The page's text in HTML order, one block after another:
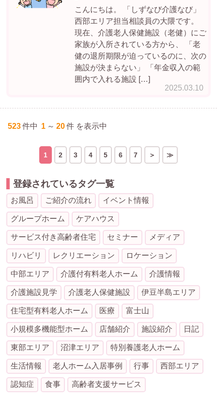
2025.03.10
こんにちは。 「しずなび介護なび」
西部エリア担当相談員の大隈です。
現在、介護老人保健施設（老健）にご
家族が入所されている方から、 「老
健の退所期限が迫っているのに、次の
施設が決まらない」 「年金収入の範
囲内で入れる施設 […]
523 件中 1 ～ 20 件 を表示中
1 2 3 4 5 6 7
登録されているタグ一覧
お風呂 ご紹介の流れ イベント情報
グループホーム ケアハウス
サービス付き高齢者住宅 セミナー メディア
リハビリ レクリエーション ロケーション
中部エリア 介護付有料老人ホーム 介護情報
介護施設見学 介護老人保健施設 伊豆半島エリア
住宅型有料老人ホーム 医療 富士山
小規模多機能型ホーム 店舗紹介 施設紹介 日記
東部エリア 沼津エリア 特別養護老人ホーム
生活情報 老人ホーム入居事例 行事 西部エリア
認知症 食事 高齢者支援サービス